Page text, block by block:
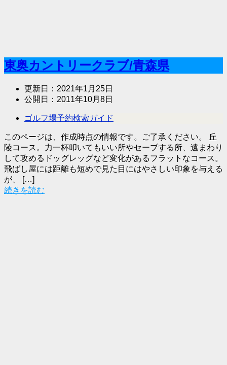
東奥カントリークラブ/青森県
更新日： 2021年1月25日
公開日： 2011年10月8日
ゴルフ場予約検索ガイド
このページは、作成時点の情報です。ご了承ください。 丘
陵コース。力一杯叩いてもいい所やセーブする所、遠まわり
して攻めるドッグレッグなど変化があるフラットなコース。
飛ばし屋には距離も短めで見た目にはやさしい印象を与える
が、 […]
続きを読む